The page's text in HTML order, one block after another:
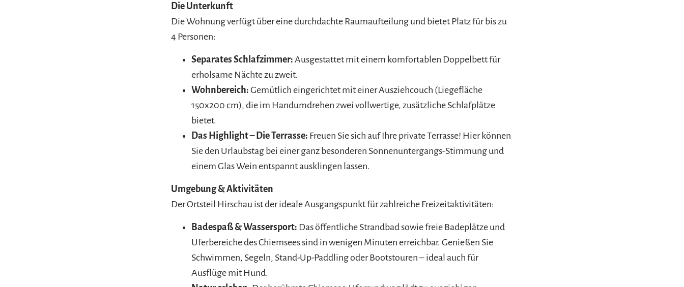
Die Unterkunft
Die Wohnung verfügt über eine durchdachte Raumaufteilung und bietet Platz für bis zu
4 Personen:
Separates Schlafzimmer: Ausgestattet mit einem komfortablen Doppelbett für
erholsame Nächte zu zweit.
Wohnbereich: Gemütlich eingerichtet mit einer Ausziehcouch (Liegefläche
150x200 cm), die im Handumdrehen zwei vollwertige, zusätzliche Schlafplätze
bietet.
Das Highlight – Die Terrasse: Freuen Sie sich auf Ihre private Terrasse! Hier können
Sie den Urlaubstag bei einer ganz besonderen Sonnenuntergangs-Stimmung und
einem Glas Wein entspannt ausklingen lassen.
Umgebung & Aktivitäten
Der Ortsteil Hirschau ist der ideale Ausgangspunkt für zahlreiche Freizeitaktivitäten:
Badespaß & Wassersport: Das öffentliche Strandbad sowie freie Badeplätze und
Uferbereiche des Chiemsees sind in wenigen Minuten erreichbar. Genießen Sie
Schwimmen, Segeln, Stand-Up-Paddling oder Bootstouren – ideal auch für
Ausflüge mit Hund.